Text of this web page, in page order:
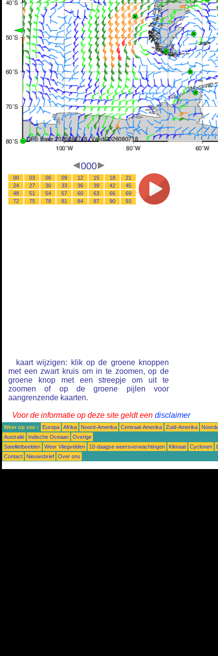
000
00 03 06 09 12 15 18
21
24
27 30 33 36 39 42
45
48
51 54 57 60 63 66
69
72
75 78 81 84 87 90 93
kaart wijzigen: klik op de groene knoppen
met een zwart kruis om in te zoomen, op de
groene knop met een streepje om uit te
zoomen of op de groene pijlen voor
aangrenzende kaarten.
Voor de informatie op deze site geldt een disclaimer
Weer op zee : Europa Afrika Noord-Amerika Centraal-Amerika Zuid-Amerika
Australië
Indische Oceaan
Overige
Satellietbeelden
Weer Vliegvelden 10-daagse weersverwachtingen Klimaat Cyclonen
Contact
Nieuwsbrief Over ons